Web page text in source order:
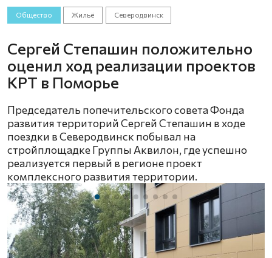
Общество Жильё Северодвинск
Сергей Степашин положительно
оценил ход реализации проектов
КРТ в Поморье
Председатель попечительского совета Фонда
развития территорий Сергей Степашин в ходе
поездки в Северодвинск побывал на
стройплощадке Группы Аквилон, где успешно
реализуется первый в регионе проект
комплексного развития территории.